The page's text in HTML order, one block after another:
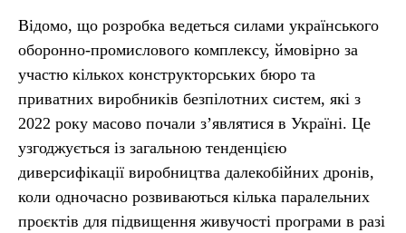
Відомо, що розробка ведеться силами українського
оборонно-промислового комплексу, ймовірно за
участю кількох конструкторських бюро та
приватних виробників безпілотних систем, які з
2022 року масово почали з’являтися в Україні. Це
узгоджується із загальною тенденцією
диверсифікації виробництва далекобійних дронів,
коли одночасно розвиваються кілька паралельних
проєктів для підвищення живучості програми в разі